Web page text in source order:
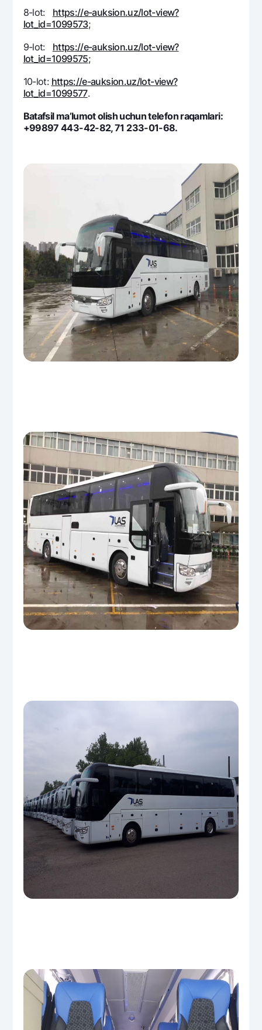
8-lot: https://e-auksion.uz/lot-view?
lot_id=1099573;
9-lot: https://e-auksion.uz/lot-view?
lot_id=1099575;
10-lot: https://e-auksion.uz/lot-view?
lot_id=1099577.
Batafsil ma’lumot olish uchun tеlеfon raqamlari:
+99897 443-42-82, 71 233-01-68.